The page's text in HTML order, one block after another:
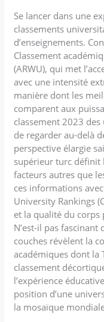
Se lancer dans une
classements
d’enseignements.
Classement
(ARWU), qui met
avec une intensité
manière dont les
comparent aux
classement 2023
de regarder au-delà
perspective élargie
supérieur turc définit
facteurs autres que
ces informations
University Rankings
et la qualité du corps
N’est-il pas
couches révèlent la
académiques dont la
classement
l’expérience
position d’une
la mosaïque